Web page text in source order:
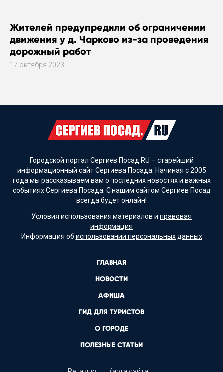
Жителей предупредили об ограничении
движения у д. Чарково из-за проведения
дорожный работ
17 октября 2023
Городской портал Сергиев Посад.RU – старейший
информационный сайт Сергиева Посада. Начиная с 2005
года мы рассказываем вам о последних новостях и важных
событиях Сергиева Посада. С нашим сайтом Сергиев Посад
всегда будет онлайн!
Условия использования материалов и правовая
информация
Информация об использовании персональных данных
ГЛАВНАЯ
НОВОСТИ
АФИША
ГИД ДЛЯ ТУРИСТОВ
О ГОРОДЕ
ПОЛЕЗНЫЕ СТАТЬИ